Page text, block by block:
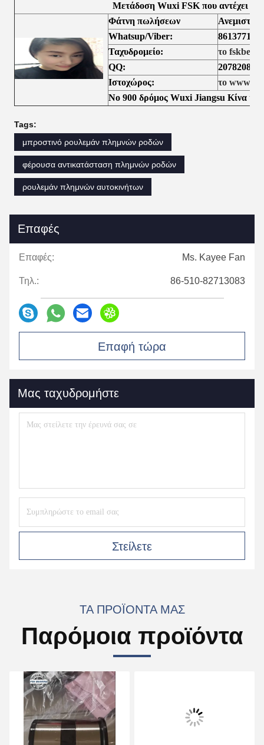
Μετάδοση Wuxi FSK που αντέχει
Φάτνη πωλήσεων
Whatsup/Viber:
Ταχυδρομείο:
το
QQ:
207820856
Ιστοχώρος:
το
Νο 900 δρόμος Wuxi Jiangsu Κίνα
Tags:
μπροστινό ρουλεμάν πλημνών ροδών
φέρουσα αντικατάσταση πλημνών ροδών
ρουλεμάν πλημνών αυτοκινήτων
Επαφές
Επαφές: Ms. Kayee Fan
Τηλ.: 86-510-82713083
Επαφή τώρα
Μας ταχυδρομήστε
Στείλετε
ΤΑ ΠΡΟΪΌΝΤΑ ΜΑΣ
Παρόμοια προϊόντα